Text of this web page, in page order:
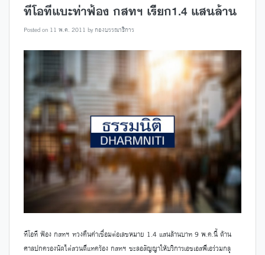
ทีโอทีแบะท่าฟ้อง กสทฯ เรียก1.4 แสนล้าน
Posted on 11 พ.ค. 2011 byกองบรรณาธิการ
ทีโอที ฟ้อง กสทฯ ทวงคืนค่าเชื่อมต่อเลขหมาย 1.4 แสนล้านบาท 9 พ.ค.นี้ ด้าน
ศาลปกครองนัดไต่สวนดีแทคร้อง กสทฯ ชะลอสัญญาให้บริการเอชเอสพีเอร่วมกลุ